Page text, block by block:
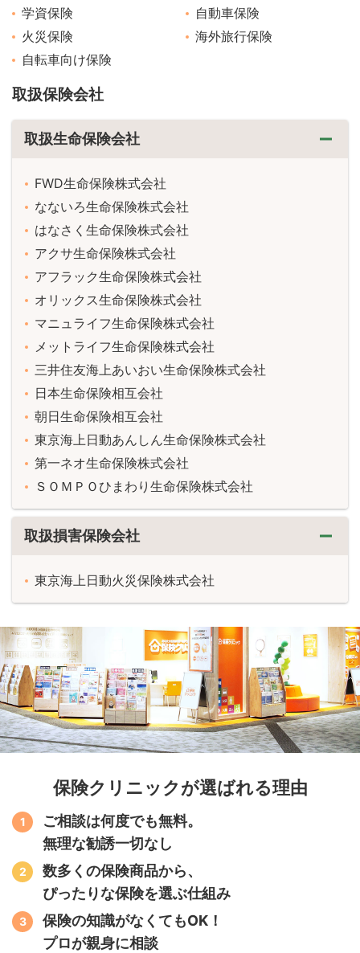
学資保険
自動車保険
火災保険
海外旅行保険
自転車向け保険
取扱保険会社
取扱生命保険会社
FWD生命保険株式会社
なないろ生命保険株式会社
はなさく生命保険株式会社
アクサ生命保険株式会社
アフラック生命保険株式会社
オリックス生命保険株式会社
マニュライフ生命保険株式会社
メットライフ生命保険株式会社
三井住友海上あいおい生命保険株式会社
日本生命保険相互会社
朝日生命保険相互会社
東京海上日動あんしん生命保険株式会社
第一ネオ生命保険株式会社
ＳＯＭＰＯひまわり生命保険株式会社
取扱損害保険会社
東京海上日動火災保険株式会社
保険クリニックが選ばれる理由
ご相談は何度でも無料。
無理な勧誘一切なし
数多くの保険商品から、
ぴったりな保険を選ぶ仕組み
保険の知識がなくてもOK！
プロが親身に相談